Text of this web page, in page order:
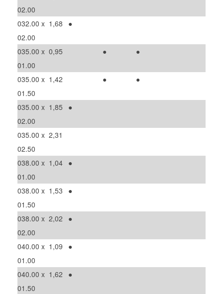
02.00
032.00 x
02.00
1,68 ●
035.00 x
01.00
0,95 ● ●
035.00 x
01.50
1,42 ● ●
035.00 x
02.00
1,85 ●
035.00 x
02.50
2,31
038.00 x
01.00
1,04 ●
038.00 x
01.50
1,53 ●
038.00 x
02.00
2,02 ●
040.00 x
01.00
1,09 ●
040.00 x
01.50
1,62 ●